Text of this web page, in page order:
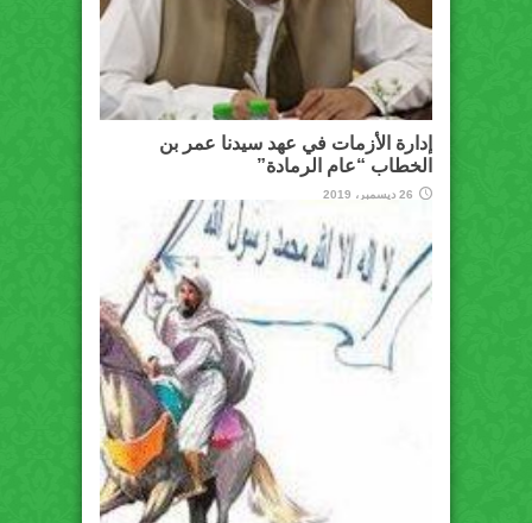
إدارة الأزمات في عهد سيدنا عمر بن
الخطاب “عام الرمادة”
26 ديسمبر، 2019